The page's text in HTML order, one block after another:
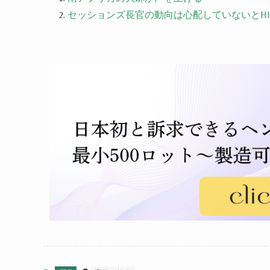
セッションズ長官の動向は心配していないと